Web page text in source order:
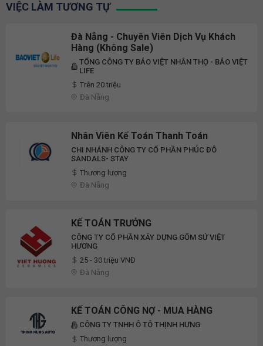
VIỆC LÀM TƯƠNG TỰ
Đà Nẵng - Chuyên Viên Dịch Vụ Khách
Hàng (Không Sale)
TỔNG CÔNG TY BẢO VIỆT NHÂN THỌ - BẢO VIỆT
LIFE
Trên 20 triệu
Đà Nẵng
Nhân Viên Kế Toán Thanh Toán
CHI NHÁNH CÔNG TY CỔ PHẦN PHÚC ĐÔ
SANDALS- STAY
Thương lượng
Đà Nẵng
KẾ TOÁN TRƯỞNG
CÔNG TY CỔ PHẦN XÂY DỰNG GỐM SỨ VIỆT
HƯƠNG
25 - 30 triệu VNĐ
Đà Nẵng
KẾ TOÁN CÔNG NỢ - MUA HÀNG
CÔNG TY TNHH Ô TÔ THỊNH HƯNG
Thương lượng